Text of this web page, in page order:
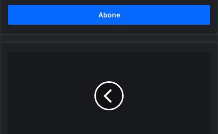
adresinizi